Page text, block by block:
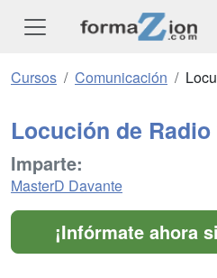
Cursos Comunicación
Locución de
Imparte:
MasterD Davante
¡Infórmate ahora